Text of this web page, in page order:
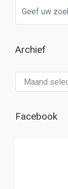
Archief
Facebook